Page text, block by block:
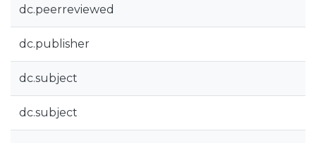
dc.peerreviewed
dc.publisher
dc.subject
dc.subject